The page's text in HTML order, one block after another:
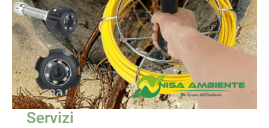
Servizi